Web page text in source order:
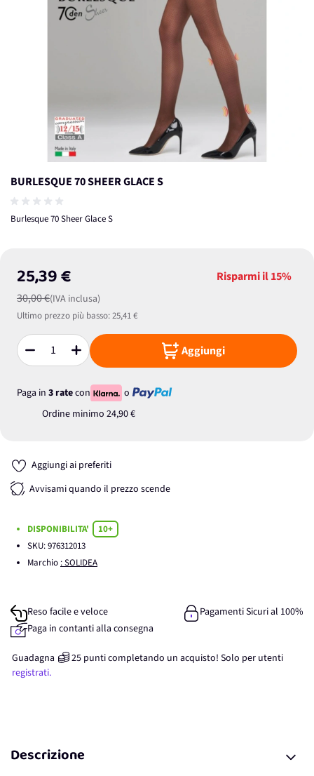
BURLESQUE 70 SHEER GLACE S
Burlesque 70 Sheer Glace S
25,39 €
30,00 €(IVA inclusa)
Risparmi il15%
Ultimo prezzo più basso:25,41 €
Quantità Aggiungi
Paga in 3 ratecon
o
Ordine minimo 24,90 €
Aggiungi ai preferiti
Avvisami quando il prezzo scende
DISPONIBILITA'
10+
SKU:976312013
Marchio : SOLIDEA
Reso facile e veloce
Pagamenti Sicuri al 100%
Paga in contanti alla consegna
Guadagna 25 punticompletando un acquisto! Solo per utenti
registrati.
Descrizione